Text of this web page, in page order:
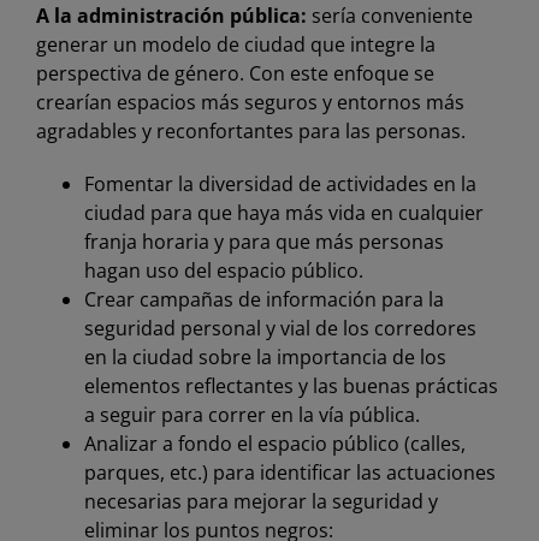
A la administración pública: sería conveniente
generar un modelo de ciudad que integre la
perspectiva de género. Con este enfoque se
crearían espacios más seguros y entornos más
agradables y reconfortantes para las personas.
Fomentar la diversidad de actividades en la
ciudad para que haya más vida en cualquier
franja horaria y para que más personas
hagan uso del espacio público.
Crear campañas de información para la
seguridad personal y vial de los corredores
en la ciudad sobre la importancia de los
elementos reflectantes y las buenas prácticas
a seguir para correr en la vía pública.
Analizar a fondo el espacio público (calles,
parques, etc.) para identificar las actuaciones
necesarias para mejorar la seguridad y
eliminar los puntos negros: